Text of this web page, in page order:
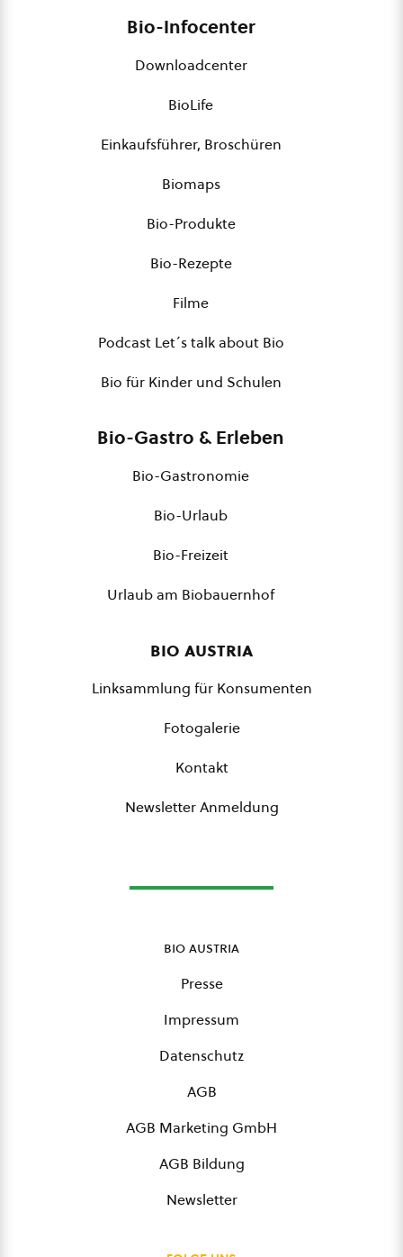
Bio-Infocenter
Downloadcenter
BioLife
Einkaufsführer, Broschüren
Biomaps
Bio-Produkte
Bio-Rezepte
Filme
Podcast Let´s talk about Bio
Bio für Kinder und Schulen
Bio-Gastro & Erleben
Bio-Gastronomie
Bio-Urlaub
Bio-Freizeit
Urlaub am Biobauernhof
bio austria
Linksammlung für Konsumenten
Fotogalerie
Kontakt
Newsletter Anmeldung
bio austria
Presse
Impressum
Datenschutz
AGB
AGB Marketing GmbH
AGB Bildung
Newsletter